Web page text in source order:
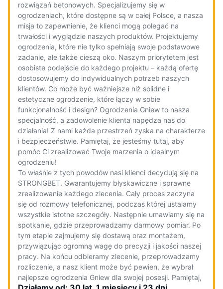
rozwiązań betonowych. Specjalizujemy się w
ogrodzeniach, które dostępne są w całej Polsce, a nasza
misja to zapewnienie, że klienci mogą polegać na
trwałości i wyglądzie naszych produktów. Projektujemy
ogrodzenia, które nie tylko spełniają swoje podstawowe
zadanie, ale także cieszą oko. Naszym priorytetem jest
osobiste podejście do każdego projektu – każdą ofertę
dostosowujemy do indywidualnych potrzeb naszych
klientów. Co może być ważniejsze niż solidne i
estetyczne ogrodzenie, które łączy w sobie
funkcjonalność i design? Ogrodzenia Gniew to nasza
specjalność, a zadowolenie klienta napędza nas do
działania! Z nami każda przestrzeń zyska na charakterze
i bezpieczeństwie. Pamiętaj, że jesteśmy tutaj, aby
pomóc Ci zrealizować Twoje marzenia o idealnym
ogrodzeniu!
To właśnie z tych powodów nasi klienci decydują się na
STRONGBET. Gwarantujemy błyskawiczne i sprawne
zrealizowanie każdego zlecenia. Cały proces zaczyna
się od rozmowy telefonicznej, podczas której ustalamy
wszystkie istotne szczegóły. Następnie umawiamy się na
spotkanie, gdzie przeprowadzamy darmowy pomiar. Po
tym etapie zajmujemy się dostawą oraz montażem,
przywiązując ogromną wagę do precyzji i jakości naszej
pracy. Na końcu odbieramy zlecenie, przeprowadzamy
rozliczenie, a nasz klient może być pewien, że wybrał
najlepsze ogrodzenia Gniew dla swojej posesji. Pamiętaj,